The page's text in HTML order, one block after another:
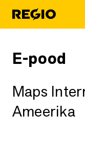
Regio
E-pood
Maps
Ameerika